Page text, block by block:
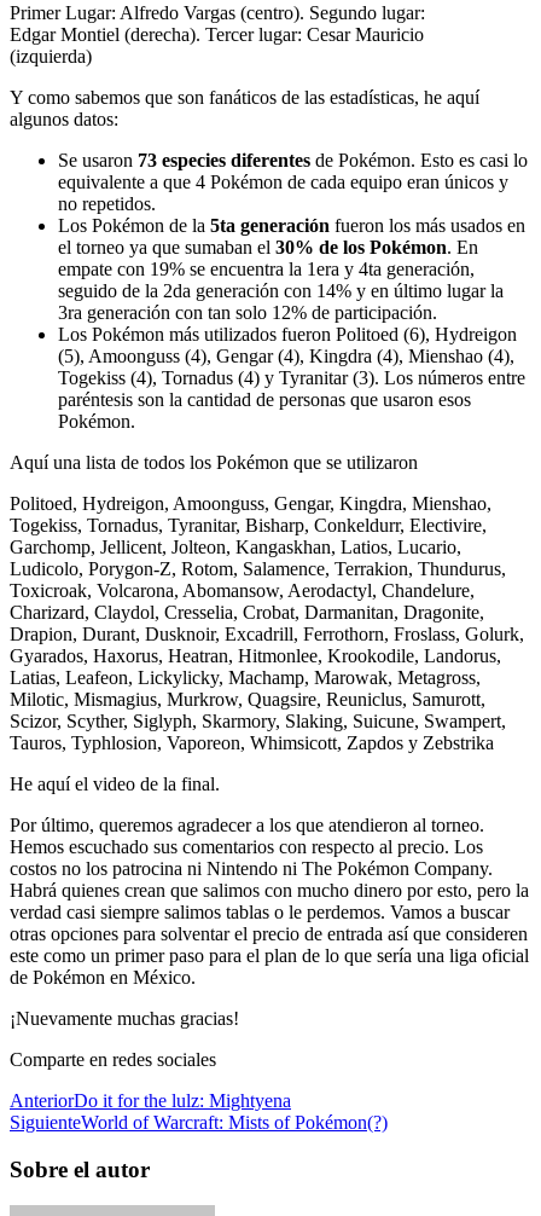
Primer Lugar: Alfredo Vargas (centro). Segundo lugar:
Edgar Montiel (derecha). Tercer lugar: Cesar Mauricio
(izquierda)
Y como sabemos que son fanáticos de las estadísticas, he aquí
algunos datos:
Se usaron 73 especies diferentes de Pokémon. Esto es casi lo
equivalente a que 4 Pokémon de cada equipo eran únicos y
no repetidos.
Los Pokémon de la 5ta generación fueron los más usados en
el torneo ya que sumaban el 30% de los Pokémon. En
empate con 19% se encuentra la 1era y 4ta generación,
seguido de la 2da generación con 14% y en último lugar la
3ra generación con tan solo 12% de participación.
Los Pokémon más utilizados fueron Politoed (6), Hydreigon
(5), Amoonguss (4), Gengar (4), Kingdra (4), Mienshao (4),
Togekiss (4), Tornadus (4) y Tyranitar (3). Los números entre
paréntesis son la cantidad de personas que usaron esos
Pokémon.
Aquí una lista de todos los Pokémon que se utilizaron
Politoed, Hydreigon, Amoonguss, Gengar, Kingdra, Mienshao,
Togekiss, Tornadus, Tyranitar, Bisharp, Conkeldurr, Electivire,
Garchomp, Jellicent, Jolteon, Kangaskhan, Latios, Lucario,
Ludicolo, Porygon-Z, Rotom, Salamence, Terrakion, Thundurus,
Toxicroak, Volcarona, Abomansow, Aerodactyl, Chandelure,
Charizard, Claydol, Cresselia, Crobat, Darmanitan, Dragonite,
Drapion, Durant, Dusknoir, Excadrill, Ferrothorn, Froslass, Golurk,
Gyarados, Haxorus, Heatran, Hitmonlee, Krookodile, Landorus,
Latias, Leafeon, Lickylicky, Machamp, Marowak, Metagross,
Milotic, Mismagius, Murkrow, Quagsire, Reuniclus, Samurott,
Scizor, Scyther, Siglyph, Skarmory, Slaking, Suicune, Swampert,
Tauros, Typhlosion, Vaporeon, Whimsicott, Zapdos y Zebstrika
He aquí el video de la final.
Por último, queremos agradecer a los que atendieron al torneo.
Hemos escuchado sus comentarios con respecto al precio. Los
costos no los patrocina ni Nintendo ni The Pokémon Company.
Habrá quienes crean que salimos con mucho dinero por esto, pero la
verdad casi siempre salimos tablas o le perdemos. Vamos a buscar
otras opciones para solventar el precio de entrada así que consideren
este como un primer paso para el plan de lo que sería una liga oficial
de Pokémon en México.
¡Nuevamente muchas gracias!
Comparte en redes sociales
AnteriorDo it for the lulz: Mightyena
SiguienteWorld of Warcraft: Mists of Pokémon(?)
Sobre el autor